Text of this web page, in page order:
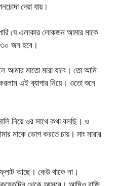
দেয়া যায়।
যে এলাকার লোকজন আমার মাকে
৩০ জন হবে।
আমার মাতো মারা যাবে। তো আমি
এই ব্যাপার নিয়ে। ওতো শুনে
নিয়ে ওর সাথে কথা বলছি। ও
মাকে ভোগ করতে চায়। মাং মারার
আছে। কেউ থাকে না।